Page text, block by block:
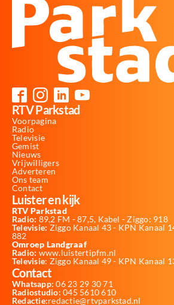
RTV Parkstad
Voorpagina
Radio
Televisie
Gemist
Nieuws
Vrijwilligers
Adverteren
Ons team
Contact
Luister en kijk
RTV Parkstad
Radio: 89,2 FM - 87,5, Kabel - Ziggo: 918
Televisie: Ziggo Kanaal 43 - KPN Kanaal
882
Omroep Landgraaf
Radio: www.luistertipfm.nl
Televisie: Ziggo Kanaal 49 - KPN Kanaal
Contact
Whatsapp: 06 23 29 30 71
Radiostudio: 045 5610 610
Redactie:redactie@rtvparkstad.nl